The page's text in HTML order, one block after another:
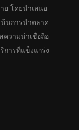
ย โดยนำเสนอ
นการนำตลาด
ความน่าเชื่อถือ
การที่แข็งแกร่ง